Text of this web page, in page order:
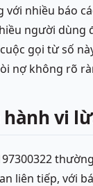
với nhiều báo
người dùng
gọi từ số
nợ không rõ
hành vi
liên tiếp, với